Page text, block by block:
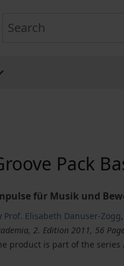
Pack
für Musik und
Prof. Elisabeth Danuser-Zogg,
2. Edition 2011, 56
product is part of the series